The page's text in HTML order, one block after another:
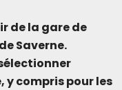
de la gare de
Saverne.
y compris pour les